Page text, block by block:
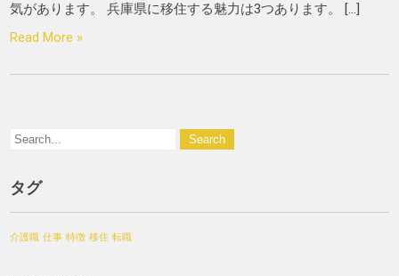
気があります。 兵庫県に移住する魅力は3つあります。 […]
Read More »
タグ
介護職 仕事 特徴 移住 転職